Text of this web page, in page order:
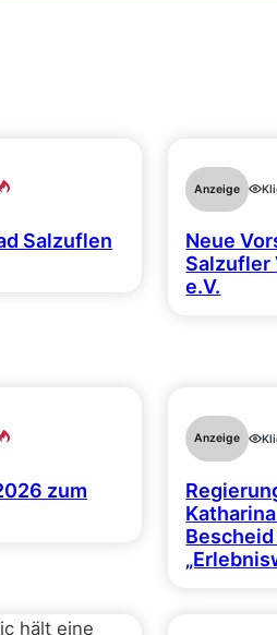
Salzuflen
Anzeige
Neue
Salzufler
e.V.
zum
Anzeige